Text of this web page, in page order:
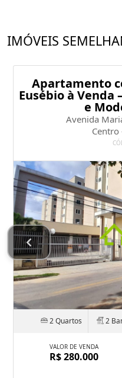
IMÓVEIS
Apartamento
Eusébio à Venda
e
Avenida
Centro
2 Quartos 2
VALOR DE VENDA
R$ 280.000